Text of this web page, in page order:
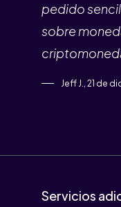
pedido
sobre
Jeff J., 21 de
Servicios